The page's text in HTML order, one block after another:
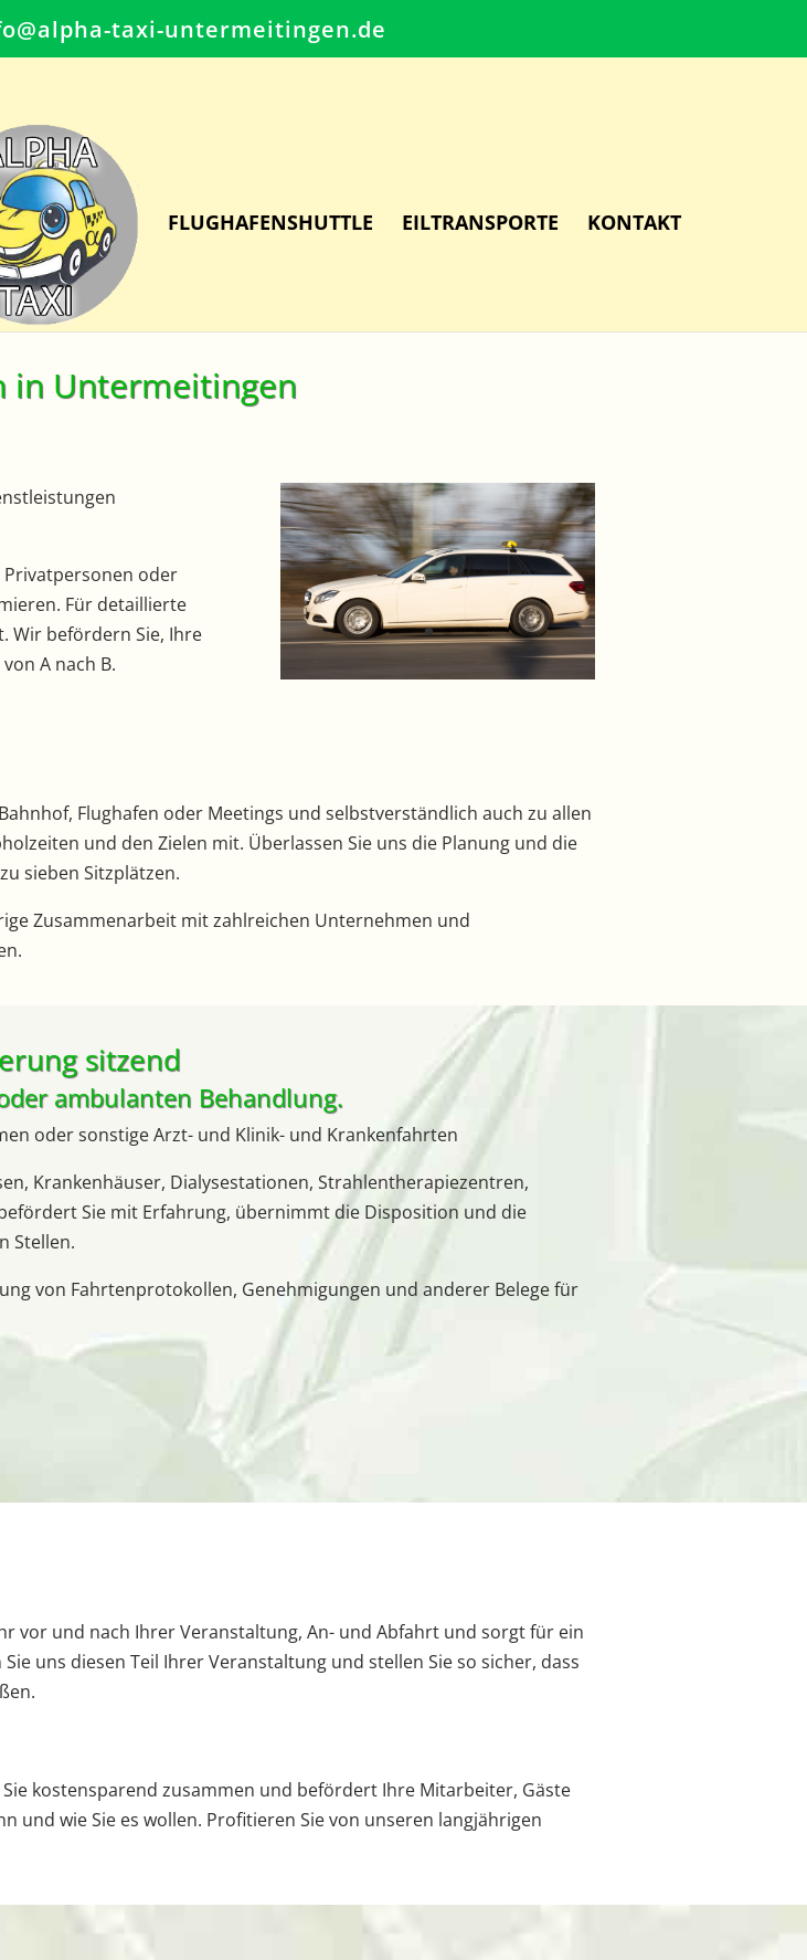
taxi-untermeitingen.de
FLUGHAFENSHUTTLE EILTRANSPORTE KONTAKT
in Untermeitingen
oder
Für detaillierte
Wir befördern Sie, Ihre
A nach B.
Flughafen oder Meetings und selbstverständlich auch zu allen
und den Zielen mit. Überlassen Sie uns die Planung und die
sieben Sitzplätzen.
Zusammenarbeit mit zahlreichen Unternehmen und
sitzend
ambulanten Behandlung.
oder sonstige Arzt- und Klinik- und Krankenfahrten
Krankenhäuser, Dialysestationen, Strahlentherapiezentren,
Sie mit Erfahrung, übernimmt die Disposition und die
Stellen.
von Fahrtenprotokollen, Genehmigungen und anderer Belege für
vor und nach Ihrer Veranstaltung, An- und Abfahrt und sorgt für ein
uns diesen Teil Ihrer Veranstaltung und stellen Sie so sicher, dass
kostensparend zusammen und befördert Ihre Mitarbeiter, Gäste
und wie Sie es wollen. Profitieren Sie von unseren langjährigen